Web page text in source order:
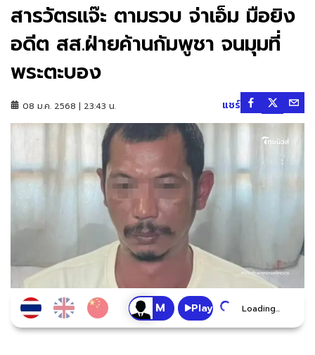
สารวัตรแจ๊ะ ตามรวบ จ่าเอ็ม มือยิง
อดีต สส.ฝ่ายค้านกัมพูชา จนมุมที่
พระตะบอง
08 ม.ค. 2568 | 23:43 น. แชร์
Play Loading...